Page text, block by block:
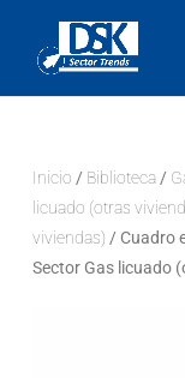
Inicio / Biblioteca/
licuado (otras
viviendas) / Cuadro
Sector Gas licuado